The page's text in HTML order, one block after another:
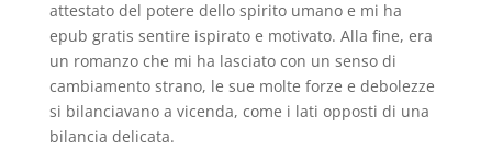
attestato del potere dello spirito umano e mi ha
epub gratis sentire ispirato e motivato. Alla fine, era
un romanzo che mi ha lasciato con un senso di
cambiamento strano, le sue molte forze e debolezze
si bilanciavano a vicenda, come i lati opposti di una
bilancia delicata.